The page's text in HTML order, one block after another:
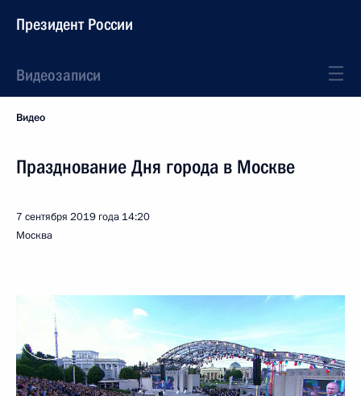
Президент России
Видеозаписи
Видео
Празднование Дня города в Москве
7 сентября 2019 года 14:20
Москва